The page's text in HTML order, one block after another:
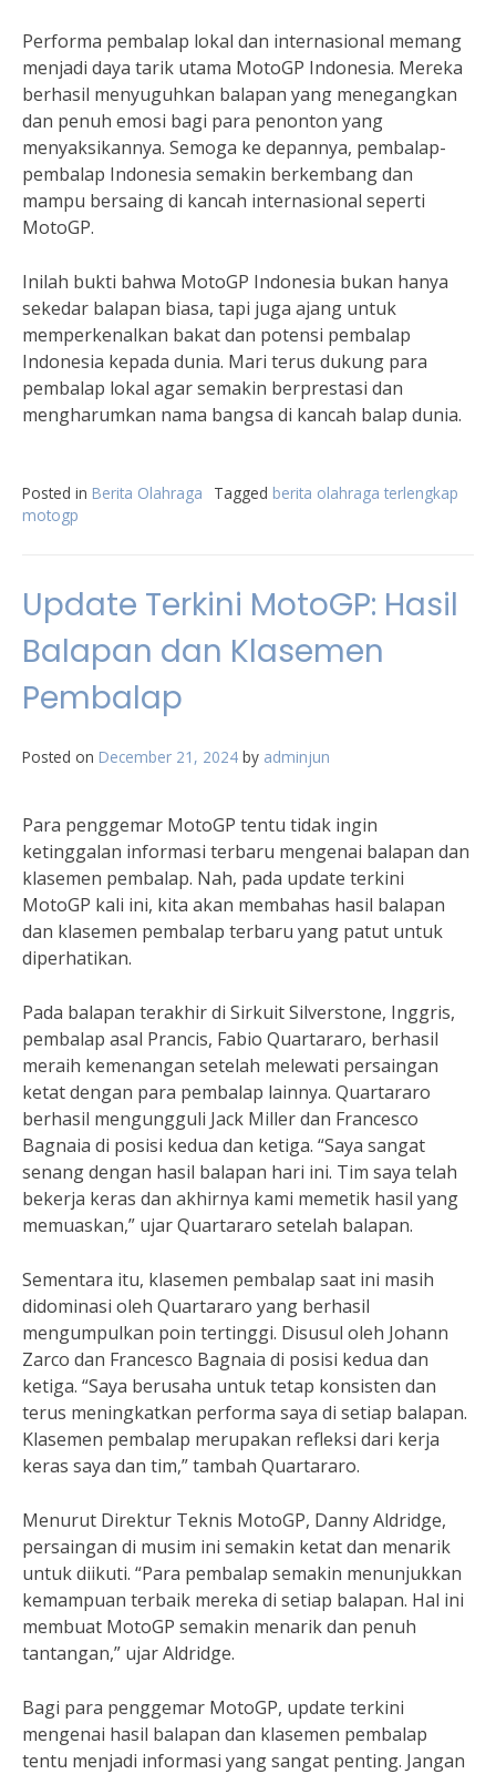
Performa pembalap lokal dan internasional memang
menjadi daya tarik utama MotoGP Indonesia. Mereka
berhasil menyuguhkan balapan yang menegangkan
dan penuh emosi bagi para penonton yang
menyaksikannya. Semoga ke depannya, pembalap-
pembalap Indonesia semakin berkembang dan
mampu bersaing di kancah internasional seperti
MotoGP.
Inilah bukti bahwa MotoGP Indonesia bukan hanya
sekedar balapan biasa, tapi juga ajang untuk
memperkenalkan bakat dan potensi pembalap
Indonesia kepada dunia. Mari terus dukung para
pembalap lokal agar semakin berprestasi dan
mengharumkan nama bangsa di kancah balap dunia.
Posted in Berita Olahraga Tagged berita olahraga terlengkap
motogp
Update Terkini MotoGP: Hasil
Balapan dan Klasemen
Pembalap
Posted on December 21, 2024 by adminjun
Para penggemar MotoGP tentu tidak ingin
ketinggalan informasi terbaru mengenai balapan dan
klasemen pembalap. Nah, pada update terkini
MotoGP kali ini, kita akan membahas hasil balapan
dan klasemen pembalap terbaru yang patut untuk
diperhatikan.
Pada balapan terakhir di Sirkuit Silverstone, Inggris,
pembalap asal Prancis, Fabio Quartararo, berhasil
meraih kemenangan setelah melewati persaingan
ketat dengan para pembalap lainnya. Quartararo
berhasil mengungguli Jack Miller dan Francesco
Bagnaia di posisi kedua dan ketiga. “Saya sangat
senang dengan hasil balapan hari ini. Tim saya telah
bekerja keras dan akhirnya kami memetik hasil yang
memuaskan,” ujar Quartararo setelah balapan.
Sementara itu, klasemen pembalap saat ini masih
didominasi oleh Quartararo yang berhasil
mengumpulkan poin tertinggi. Disusul oleh Johann
Zarco dan Francesco Bagnaia di posisi kedua dan
ketiga. “Saya berusaha untuk tetap konsisten dan
terus meningkatkan performa saya di setiap balapan.
Klasemen pembalap merupakan refleksi dari kerja
keras saya dan tim,” tambah Quartararo.
Menurut Direktur Teknis MotoGP, Danny Aldridge,
persaingan di musim ini semakin ketat dan menarik
untuk diikuti. “Para pembalap semakin menunjukkan
kemampuan terbaik mereka di setiap balapan. Hal ini
membuat MotoGP semakin menarik dan penuh
tantangan,” ujar Aldridge.
Bagi para penggemar MotoGP, update terkini
mengenai hasil balapan dan klasemen pembalap
tentu menjadi informasi yang sangat penting. Jangan